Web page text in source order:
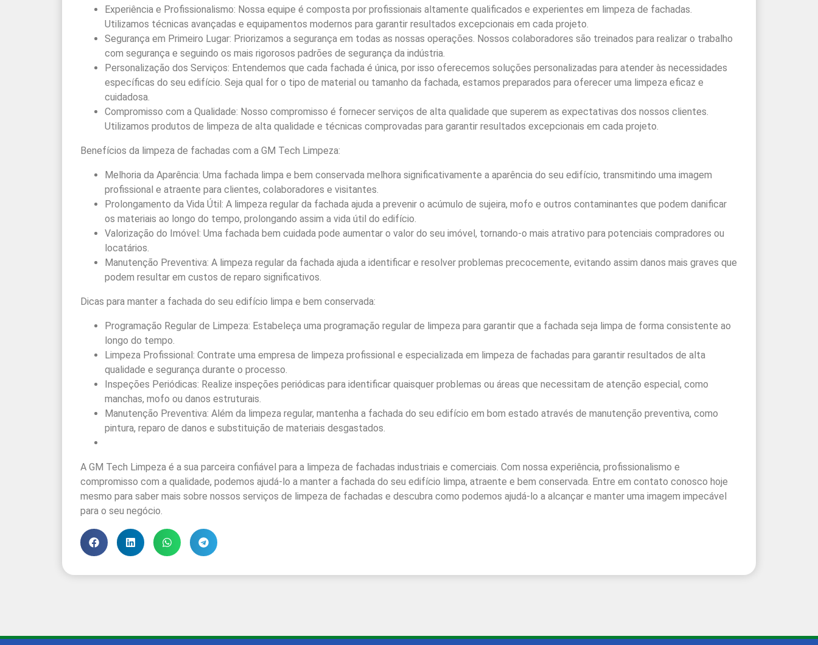
Experiência e Profissionalismo: Nossa equipe é composta por profissionais altamente qualificados e experientes em limpeza de fachadas.
Utilizamos técnicas avançadas e equipamentos modernos para garantir resultados excepcionais em cada projeto.
Segurança em Primeiro Lugar: Priorizamos a segurança em todas as nossas operações. Nossos colaboradores são treinados para realizar o trabalho
com segurança e seguindo os mais rigorosos padrões de segurança da indústria.
Personalização dos Serviços: Entendemos que cada fachada é única, por isso oferecemos soluções personalizadas para atender às necessidades
específicas do seu edifício. Seja qual for o tipo de material ou tamanho da fachada, estamos preparados para oferecer uma limpeza eficaz e
cuidadosa.
Compromisso com a Qualidade: Nosso compromisso é fornecer serviços de alta qualidade que superem as expectativas dos nossos clientes.
Utilizamos produtos de limpeza de alta qualidade e técnicas comprovadas para garantir resultados excepcionais em cada projeto.
Benefícios da limpeza de fachadas com a GM Tech Limpeza:
Melhoria da Aparência: Uma fachada limpa e bem conservada melhora significativamente a aparência do seu edifício, transmitindo uma imagem
profissional e atraente para clientes, colaboradores e visitantes.
Prolongamento da Vida Útil: A limpeza regular da fachada ajuda a prevenir o acúmulo de sujeira, mofo e outros contaminantes que podem danificar
os materiais ao longo do tempo, prolongando assim a vida útil do edifício.
Valorização do Imóvel: Uma fachada bem cuidada pode aumentar o valor do seu imóvel, tornando-o mais atrativo para potenciais compradores ou
locatários.
Manutenção Preventiva: A limpeza regular da fachada ajuda a identificar e resolver problemas precocemente, evitando assim danos mais graves que
podem resultar em custos de reparo significativos.
Dicas para manter a fachada do seu edifício limpa e bem conservada:
Programação Regular de Limpeza: Estabeleça uma programação regular de limpeza para garantir que a fachada seja limpa de forma consistente ao
longo do tempo.
Limpeza Profissional: Contrate uma empresa de limpeza profissional e especializada em limpeza de fachadas para garantir resultados de alta
qualidade e segurança durante o processo.
Inspeções Periódicas: Realize inspeções periódicas para identificar quaisquer problemas ou áreas que necessitam de atenção especial, como
manchas, mofo ou danos estruturais.
Manutenção Preventiva: Além da limpeza regular, mantenha a fachada do seu edifício em bom estado através de manutenção preventiva, como
pintura, reparo de danos e substituição de materiais desgastados.
A GM Tech Limpeza é a sua parceira confiável para a limpeza de fachadas industriais e comerciais. Com nossa experiência, profissionalismo e
compromisso com a qualidade, podemos ajudá-lo a manter a fachada do seu edifício limpa, atraente e bem conservada. Entre em contato conosco hoje
mesmo para saber mais sobre nossos serviços de limpeza de fachadas e descubra como podemos ajudá-lo a alcançar e manter uma imagem impecável
para o seu negócio.